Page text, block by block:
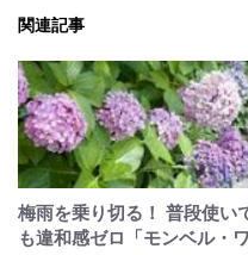
関連記事
梅雨を乗り切る！ 普段使い
も違和感ゼロ「モンベル・ワ